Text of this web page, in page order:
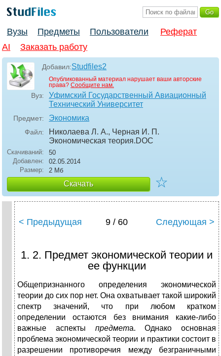
Вузы Предметы Пользователи
Реферат
AI
Заказать работу
Добавил:Studfiles2
Опубликованный материал нарушает ваши авторские
права? Сообщите нам.
Вуз:
Уфимский Государственный Авиационный
Технический Университет
Предмет: Экономика
Файл:
Николаева Л. А., Черная И. П.
Экономическая теория.DOC
Скачиваний:
50
Добавлен:
02.05.2014
Размер:
2 Мб
Скачать ☆
< Предыдущая 9 / 60 Следующая >
1. 2. Предмет экономической теории и
ее функции
Общепризнанного определения экономической
теории до сих пор нет. Она охватывает такой широкий
спектр значений, что при любом кратком
определении остаются без внимания какие-либо
важные аспекты предмета. Однако основная
проблема экономической теории и практики состоит в
разрешении противоречия между безграничными